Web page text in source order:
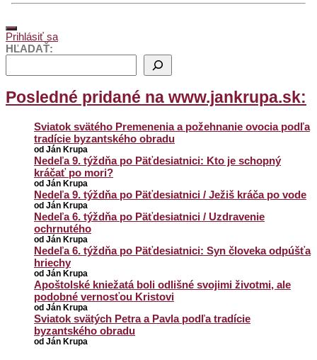
Prihlásiť sa
HĽADAŤ:
Posledné pridané na www.jankrupa.sk:
Sviatok svätého Premenenia a požehnanie ovocia podľa
tradície byzantského obradu
od Ján Krupa
Nedeľa 9. týždňa po Päťdesiatnici: Kto je schopný
kráčať po mori?
od Ján Krupa
Nedeľa 9. týždňa po Päťdesiatnici / Ježiš kráča po vode
od Ján Krupa
Nedeľa 6. týždňa po Päťdesiatnici / Uzdravenie
ochrnutého
od Ján Krupa
Nedeľa 6. týždňa po Päťdesiatnici: Syn človeka odpúšťa
hriechy
od Ján Krupa
Apoštolské kniežatá boli odlišné svojimi životmi, ale
podobné vernosťou Kristovi
od Ján Krupa
Sviatok svätých Petra a Pavla podľa tradície
byzantského obradu
od Ján Krupa